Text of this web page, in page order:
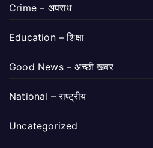
Crime – अपराध
Education – शिक्षा
Good News – अच्छी खबर
National – राष्ट्रीय
Uncategorized